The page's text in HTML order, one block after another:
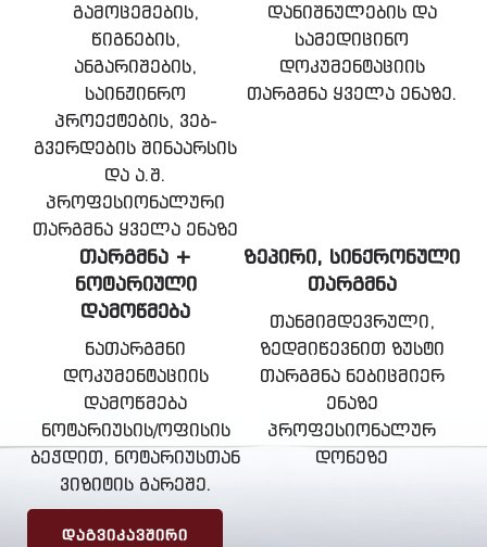
გამოცემების,
წიგნების,
ანგარიშების,
საინჟინრო
პროექტების, ვებ-
გვერდების შინაარსის
და ა.შ.
პროფესიონალური
თარგმნა ყველა ენაზე
დანიშნულების და
სამედიცინო
დოკუმენტაციის
თარგმნა ყველა ენაზე.
ᲗᲐᲠᲒᲛᲜᲐ +
ᲜᲝᲢᲐᲠᲘᲣᲚᲘ
ᲓᲐᲛᲝᲬᲛᲔᲑᲐ
ნათარგმნი
დოკუმენტაციის
დამოწმება
ნოტარიუსის/ოფისის
ბეჭდით, ნოტარიუსთან
ვიზიტის გარეშე.
ᲓᲐᲒᲕᲘᲙᲐᲕᲨᲘᲠᲘ
ᲖᲔᲞᲘᲠᲘ, ᲡᲘᲜᲥᲠᲝᲜᲣᲚᲘ
ᲗᲐᲠᲒᲛᲜᲐ
თანმიმდევრული,
ზედმიწევნით ზუსტი
თარგმნა ნებიცმიერ
ენაზე
პროფესიონალურ
დონეზე